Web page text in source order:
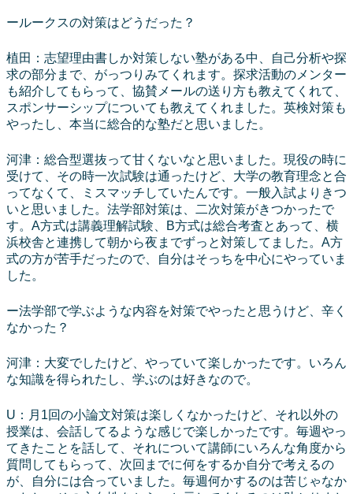
ールークスの対策はどうだった？
植田：志望理由書しか対策しない塾がある中、自己分析や探
求の部分まで、がっつりみてくれます。探求活動のメンター
も紹介してもらって、協賛メールの送り方も教えてくれて、
スポンサーシップについても教えてくれました。英検対策も
やったし、本当に総合的な塾だと思いました。
河津：総合型選抜って甘くないなと思いました。現役の時に
受けて、その時一次試験は通ったけど、大学の教育理念と合
ってなくて、ミスマッチしていたんです。一般入試よりきつ
いと思いました。法学部対策は、二次対策がきつかったで
す。A方式は講義理解試験、B方式は総合考査とあって、横
浜校舎と連携して朝から夜までずっと対策してました。A方
式の方が苦手だったので、自分はそっちを中心にやっていま
した。
ー法学部で学ぶような内容を対策でやったと思うけど、辛く
なかった？
河津：大変でしたけど、やっていて楽しかったです。いろん
な知識を得られたし、学ぶのは好きなので。
U：月1回の小論文対策は楽しくなかったけど、それ以外の
授業は、会話してるような感じで楽しかったです。毎週やっ
てきたことを話して、それについて講師にいろんな角度から
質問してもらって、次回までに何をするか自分で考えるの
が、自分には合っていました。毎週何かするのは苦じゃなか